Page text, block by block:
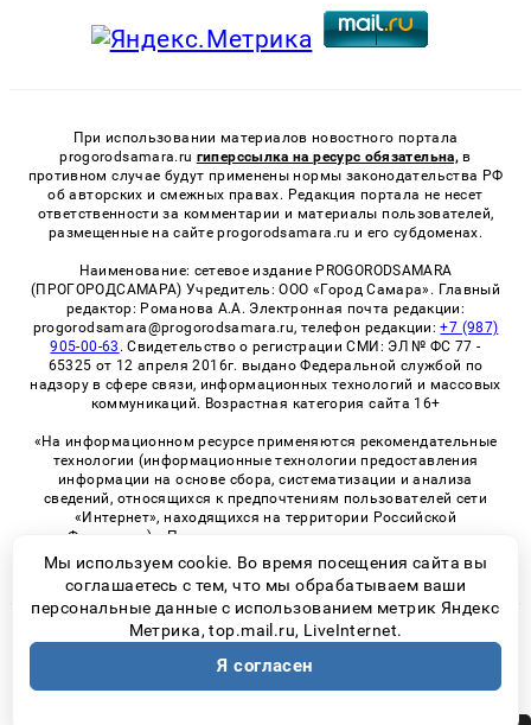
При использовании материалов новостного портала
progorodsamara.ru гиперссылка на ресурс обязательна, в
противном случае будут применены нормы законодательства РФ
об авторских и смежных правах. Редакция портала не несет
ответственности за комментарии и материалы пользователей,
размещенные на сайте progorodsamara.ru и его субдоменах.
Наименование: сетевое издание PROGORODSAMARA
(ПРОГОРОДСАМАРА) Учредитель: ООО «Город Самара». Главный
редактор: Романова А.А. Электронная почта редакции:
progorodsamara@progorodsamara.ru, телефон редакции:+7 (987)
905-00-63 . Свидетельство о регистрации СМИ: ЭЛ № ФС 77 -
65325 от 12 апреля 2016г. выдано Федеральной службой по
надзору в сфере связи, информационных технологий и массовых
коммуникаций. Возрастная категория сайта 16+
«На информационном ресурсе применяются рекомендательные
технологии (информационные технологии предоставления
информации на основе сбора, систематизации и анализа
сведений, относящихся к предпочтениям пользователей сети
«Интернет», находящихся на территории Российской
Федерации)». Правила применения рекомендательных
технологий в виджетах рекламно-обменной сети
«СМИ2» (PDF)
© 2026 «ProGorodSamara» | Все права защищены
Возрастная категория сайта 16+
Политика конфиденциальности
Мы используем cookie. Во время посещения сайта вы
соглашаетесь с тем, что мы обрабатываем ваши
персональные данные с использованием метрик Яндекс
Метрика, top.mail.ru, LiveInternet.
Я согласен